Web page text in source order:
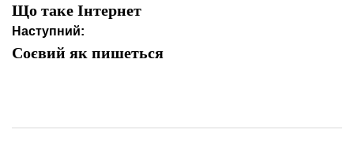
записів
Що таке Інтернет
Наступний:
Соєвий як пишеться